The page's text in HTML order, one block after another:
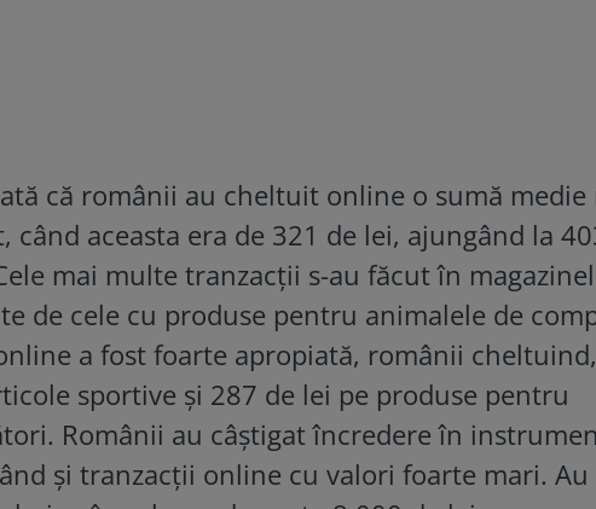
că românii au cheltuit online o sumă medie
când aceasta era de 321 de lei, ajungând la
mai multe tranzacţii s-au făcut în
de cele cu produse pentru animalele de
a fost foarte apropiată, românii
sportive şi 287 de lei pe produse pentru
Românii au câştigat încredere în
şi tranzacţii online cu valori foarte mari. Au